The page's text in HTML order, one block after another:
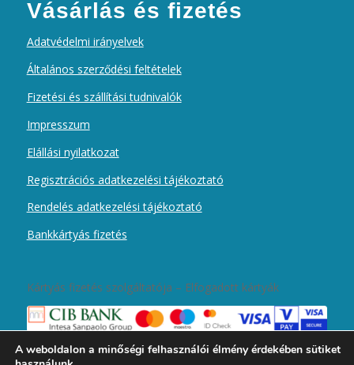
Vásárlás és fizetés
Adatvédelmi irányelvek
Általános szerződési feltételek
Fizetési és szállítási tudnivalók
Impresszum
Elállási nyilatkozat
Regisztrációs adatkezelési tájékoztató
Rendelés adatkezelési tájékoztató
Bankkártyás fizetés
Kártyás fizetés szolgáltatója – Elfogadott kártyák
A weboldalon a minőségi felhasználói élmény érdekében sütiket